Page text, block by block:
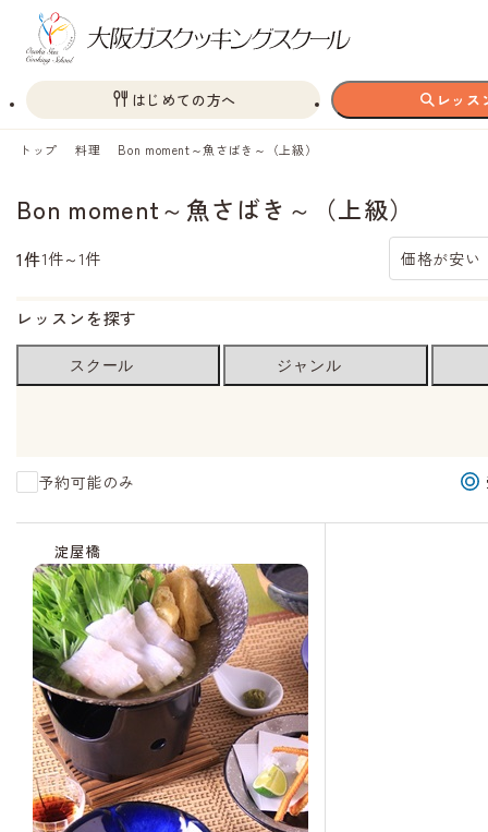
はじめての方へ レッス
トップ 料理 Bon moment～魚さばき～（上級）
Bon moment～魚さばき～（上級）
1件1件～1件 価格が安い
レッスンを探す
スクール ジャンル
予約可能のみ
淀屋橋